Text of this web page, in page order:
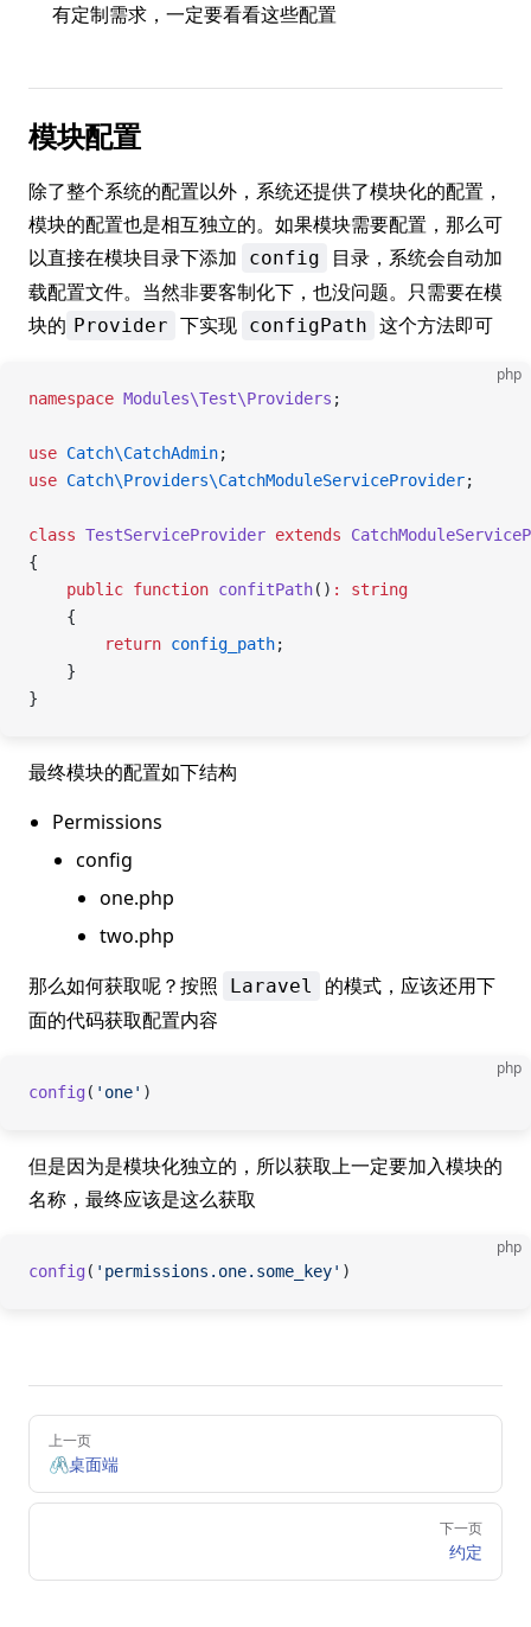
有定制需求，一定要看看这些配置
模块配置
除了整个系统的配置以外，系统还提供了模块化的配置，
模块的配置也是相互独立的。如果模块需要配置，那么可
以直接在模块目录下添加
config
目录，系统会自动加
载配置文件。当然非要客制化下，也没问题。只需要在模
块的 Provider 下实现 configPath 这个方法即可
php
namespace Modules\Test\Providers ;
use Catch\CatchAdmin;
use Catch\Providers\CatchModuleServiceProvider;
class TestServiceProvider extends
{
    public
function confitPath() :
string
    {
        return
config_path;
    }
}
最终模块的配置如下结构
Permissions
config
one.php
two.php
那么如何获取呢？按照
Laravel
的模式，应该还用下
面的代码获取配置内容
php
config ( 'one' )
但是因为是模块化独立的，所以获取上一定要加入模块的
名称，最终应该是这么获取
php
config ( 'permissions.one.some_key' )
Pager
上一页
🖇️桌面端
下一页
约定